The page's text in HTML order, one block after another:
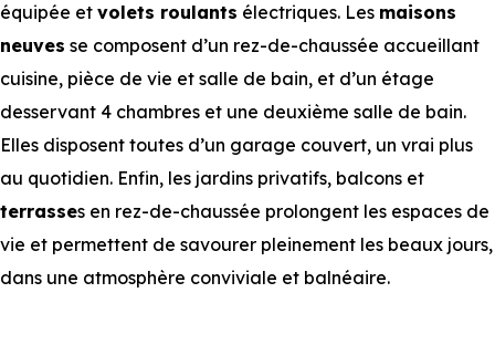
équipée et volets roulants électriques. Les maisons
neuves se composent d’un rez-de-chaussée accueillant
cuisine, pièce de vie et salle de bain, et d’un étage
desservant 4 chambres et une deuxième salle de bain.
Elles disposent toutes d’un garage couvert, un vrai plus
au quotidien. Enfin, les jardins privatifs, balcons et
terrasses en rez-de-chaussée prolongent les espaces de
vie et permettent de savourer pleinement les beaux jours,
dans une atmosphère conviviale et balnéaire.